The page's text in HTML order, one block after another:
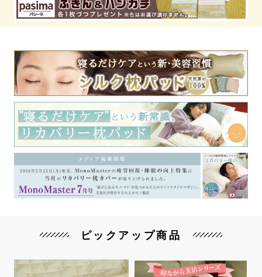
ピックアップ商品